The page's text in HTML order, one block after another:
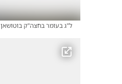
ל"ג בעומר בחצה"ק בוטושאן